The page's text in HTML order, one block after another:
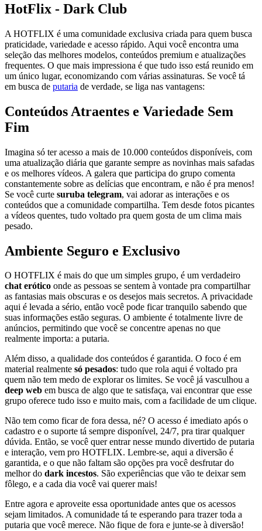
HotFlix - Dark Club
A HOTFLIX é uma comunidade exclusiva criada para quem busca
praticidade, variedade e acesso rápido. Aqui você encontra uma
seleção das melhores modelos, conteúdos premium e atualizações
frequentes. O que mais impressiona é que tudo isso está reunido em
um único lugar, economizando com várias assinaturas. Se você tá
em busca de putaria de verdade, se liga nas vantagens:
Conteúdos Atraentes e Variedade Sem
Fim
Imagina só ter acesso a mais de 10.000 conteúdos disponíveis, com
uma atualização diária que garante sempre as novinhas mais safadas
e os melhores vídeos. A galera que participa do grupo comenta
constantemente sobre as delícias que encontram, e não é pra menos!
Se você curte suruba telegram, vai adorar as interações e os
conteúdos que a comunidade compartilha. Tem desde fotos picantes
a vídeos quentes, tudo voltado pra quem gosta de um clima mais
pesado.
Ambiente Seguro e Exclusivo
O HOTFLIX é mais do que um simples grupo, é um verdadeiro
chat erótico onde as pessoas se sentem à vontade pra compartilhar
as fantasias mais obscuras e os desejos mais secretos. A privacidade
aqui é levada a sério, então você pode ficar tranquilo sabendo que
suas informações estão seguras. O ambiente é totalmente livre de
anúncios, permitindo que você se concentre apenas no que
realmente importa: a putaria.
Além disso, a qualidade dos conteúdos é garantida. O foco é em
material realmente só pesados: tudo que rola aqui é voltado pra
quem não tem medo de explorar os limites. Se você já vasculhou a
deep web em busca de algo que te satisfaça, vai encontrar que esse
grupo oferece tudo isso e muito mais, com a facilidade de um clique.
Não tem como ficar de fora dessa, né? O acesso é imediato após o
cadastro e o suporte tá sempre disponível, 24/7, pra tirar qualquer
dúvida. Então, se você quer entrar nesse mundo divertido de putaria
e interação, vem pro HOTFLIX. Lembre-se, aqui a diversão é
garantida, e o que não faltam são opções pra você desfrutar do
melhor do dark incestos. São experiências que vão te deixar sem
fôlego, e a cada dia você vai querer mais!
Entre agora e aproveite essa oportunidade antes que os acessos
sejam limitados. A comunidade tá te esperando para trazer toda a
putaria que você merece. Não fique de fora e junte-se à diversão!